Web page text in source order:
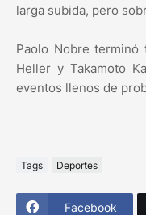
larga subida, pero
Paolo Nobre terminó
Heller y Takamoto
eventos llenos de
Tags Deportes
Facebook